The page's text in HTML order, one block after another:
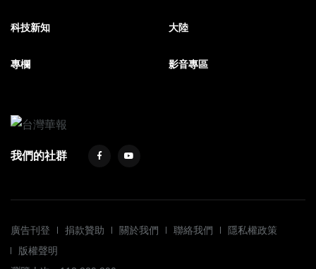
科技新知 大陸
專欄 影音專區
我們的社群
廣告刊登 捐款贊助 關於我們 聯絡我們
隱私權政策
版權聲明